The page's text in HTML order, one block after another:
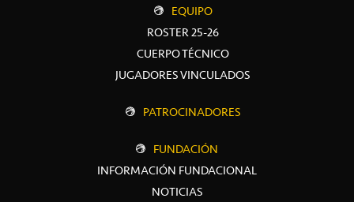
EQUIPO
ROSTER 25-26
CUERPO TÉCNICO
JUGADORES VINCULADOS
PATROCINADORES
FUNDACIÓN
INFORMACIÓN FUNDACIONAL
NOTICIAS